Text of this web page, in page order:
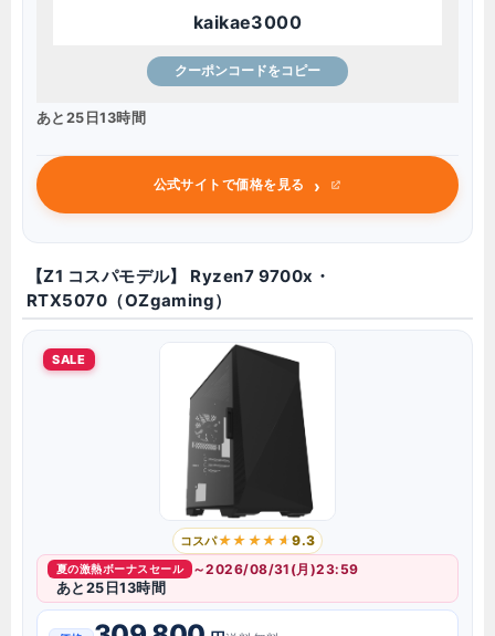
kaikae3000
クーポンコードをコピー
あと25日13時間
公式サイトで価格を見る ›
【Z1 コスパモデル】 Ryzen7 9700x・
RTX5070（OZgaming）
SALE
コスパ 9.3
夏の激熱ボーナスセール
～2026/08/31(月)23:59
あと25日13時間